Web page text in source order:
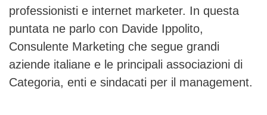
professionisti e internet marketer. In questa
puntata ne parlo con Davide Ippolito,
Consulente Marketing che segue grandi
aziende italiane e le principali associazioni di
Categoria, enti e sindacati per il management.